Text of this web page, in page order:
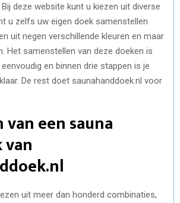
. Bij deze website kunt u kiezen uit diverse
u zelfs uw eigen doek samenstellen
uit negen verschillende kleuren en maar
Het samenstellen van deze doeken is
en binnen drie stappen is je
De rest doet saunahanddoek.nl voor
een sauna
uit meer dan honderd combinaties,